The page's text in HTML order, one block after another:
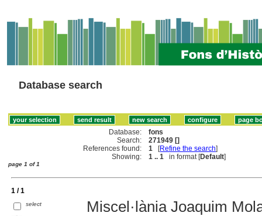
Database search
Database:
fons
Search:
271949 []
References found:
1 [Refine the search]
Showing:
1 .. 1 in format [Default]
page 1 of 1
1 / 1
select Miscel·lània Joaquim